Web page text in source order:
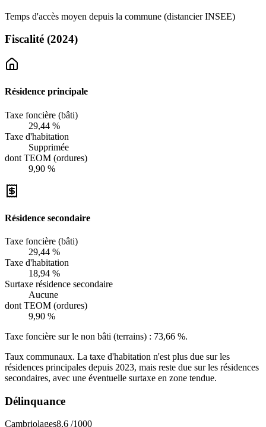
Temps d'accès moyen depuis la commune (distancier INSEE)
Fiscalité (2024)
Résidence principale
Taxe foncière (bâti)
29,44 %
Taxe d'habitation
Supprimée
dont TEOM (ordures)
9,90 %
Résidence secondaire
Taxe foncière (bâti)
29,44 %
Taxe d'habitation
18,94 %
Surtaxe résidence secondaire
Aucune
dont TEOM (ordures)
9,90 %
Taxe foncière sur le non bâti (terrains) : 73,66 %.
Taux communaux. La taxe d'habitation n'est plus due sur les
résidences principales depuis 2023, mais reste due sur les résidences
secondaires, avec une éventuelle surtaxe en zone tendue.
Délinquance
Cambriolages8,6 /1000